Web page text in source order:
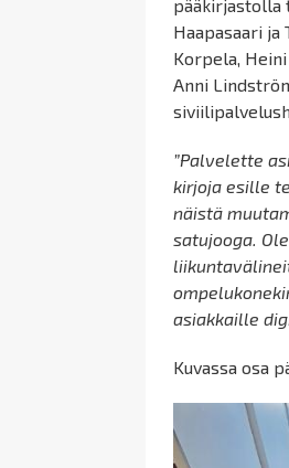
pääkirjastolla
Haapasaari
Korpela,
Anni
”Palvelette
kirjoja esille
näistä
satujooga.
asiakkaille
Kuvassa osa